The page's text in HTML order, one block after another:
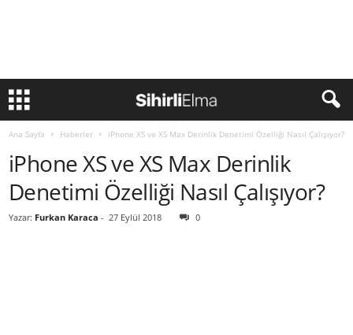
Ana Sayfa Haberler iPhone XS ve XS Max Derinlik Denetimi Özelliği Nasıl Çalışıyor?
iPhone XS ve XS Max Derinlik
Denetimi Özelliği Nasıl Çalışıyor?
Yazar: Furkan Karaca - 27 Eylül 2018 0